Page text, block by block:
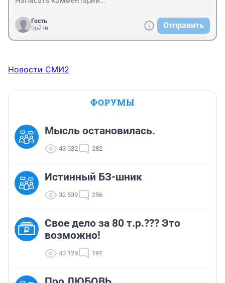
Гость
Войти
Отправить
Новости СМИ2
ФОРУМЫ
Мысль остановилась.
43 032 282
Истинный БЗ-шник
32 539 256
Свое дело за 80 т.р.??? Это
возможно!
43 128 191